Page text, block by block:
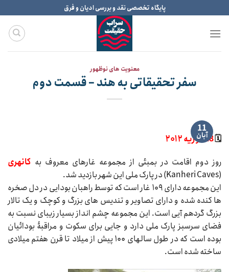
to
content
پایگاه تخصصی نقد و بررسی ادیان و فرق
معنویت های نوظهور
سفر تحقیقاتی به هند – قسمت دوم
11
آبان 🗓
روز دوم اقامت در بمبئی از مجموعه غارهای معروف به کانهری
(Kanheri Caves) در پارک ملی این شهر بازدید شد.
این مجموعه دارای ۱۰۹ غار است که توسط راهبان بودایی در دل صخره
ها کنده شده و دارای تصاویر و تندیس های بزرگ و کوچک و یک تالار
بزرگ گردهم آیی است. این مجموعه چشم انداز بسیار زیبای نسبت به
فضای سرسبز پارک ملی دارد و جایی برای سکوت و مراقبۀ بودائیان
بوده است که در طول سالهای ۱۰۰ پیش از میلاد تا قرن هفتم میلادی
ساخته شده است.